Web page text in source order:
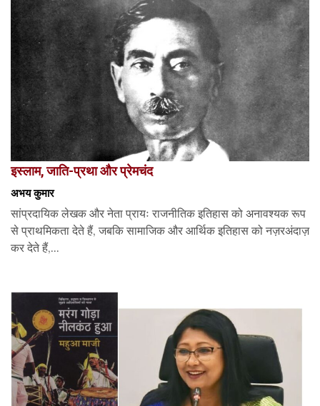
इस्लाम, जाति-प्रथा और प्रेमचंद
अभय कुमार
सांप्रदायिक लेखक और नेता प्रायः राजनीतिक इतिहास को अनावश्यक रूप
से प्राथमिकता देते हैं, जबकि सामाजिक और आर्थिक इतिहास को नज़रअंदाज़
कर देते हैं,...